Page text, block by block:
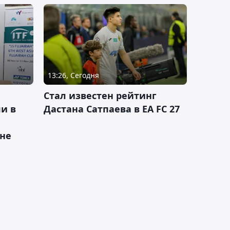
в
13:26, Сегодня
Стал известен рейтинг
Дастана Сатпаева в EA FC 27